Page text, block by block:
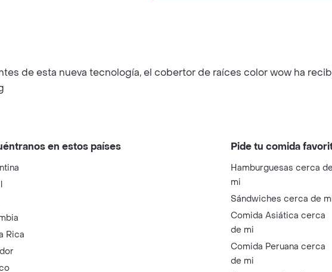
de esta nueva tecnología, el cobertor de raíces color wow ha
en estos países
Rica
Pide tu comida
Hamburguesas cerca
mi
Sándwiches cerca de
Comida Asiática cerca
de mi
Comida Peruana cerca
de mi